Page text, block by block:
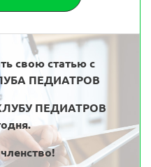
свою статью с
ПЕДИАТРОВ
ПЕДИАТРОВ